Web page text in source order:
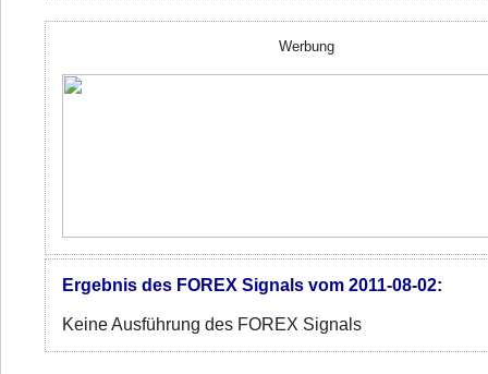
Werbung
Ergebnis des FOREX Signals vom 2011-08-02:
Keine Ausführung des FOREX Signals